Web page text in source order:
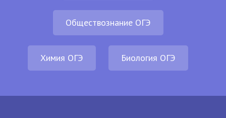
Обществознание ОГЭ
Химия ОГЭ Биология ОГЭ